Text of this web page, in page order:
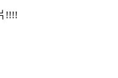
!!!!